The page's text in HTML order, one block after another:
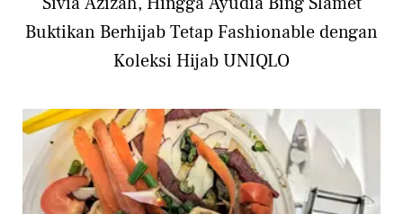
Buktikan Berhijab Tetap Fashionable dengan
Koleksi Hijab UNIQLO